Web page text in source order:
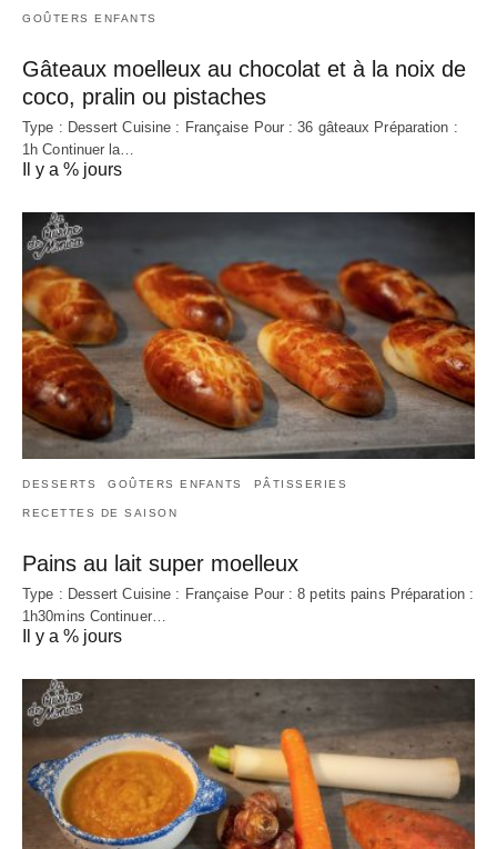
GOÛTERS ENFANTS
Gâteaux moelleux au chocolat et à la noix de
coco, pralin ou pistaches
Type : Dessert Cuisine : Française Pour : 36 gâteaux Préparation :
1h Continuer la…
Il y a % jours
DESSERTS GOÛTERS ENFANTS PÂTISSERIES
RECETTES DE SAISON
Pains au lait super moelleux
Type : Dessert Cuisine : Française Pour : 8 petits pains Préparation :
1h30mins Continuer…
Il y a % jours